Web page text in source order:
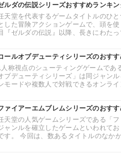
ルダの伝説シリーズおすすめランキ
天堂を代表するゲームタイトルのひ
した冒険アクションゲームで、頭を
『ゼルダの伝説』以降、長きにわた
ールオブデューティシリーズのおす
人称視点のシューティングゲームで
ブデューティシリーズ」は同ジャン
モードや複数人で対戦できるオンラ
ァイアーエムブレムシリーズのおす
天堂の人気ゲームシリーズである「
ャンルを確立したゲームといわれて
す。 今回は、数あるタイトルのなか